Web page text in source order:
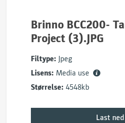
Brinno BCC200-
Project (3).JPG
Filtype: Jpeg
Lisens: Media use
Størrelse: 4548kb
Last ned